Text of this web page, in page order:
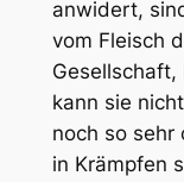
anwidert,
vom Fleisch
Gesellschaft,
kann sie
noch so sehr
in Krämpfen